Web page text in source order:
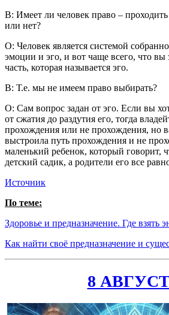
В: Имеет ли человек право –
или нет?
О: Человек является системой
эмоции и эго, и вот чаще всего, что вы
часть, которая называется эго.
В: Т.е. мы не имеем право выбирать?
О: Сам вопрос задан от эго. Если вы
от сжатия до раздутия его, тогда
прохождения или не прохождения, но
выстроила путь прохождения и не
маленький ребенок, который говорит,
детский садик, а родители его все
Источник
По теме:
Здоровье и предназначение. Где взять
Как найти своё предназначение и
8